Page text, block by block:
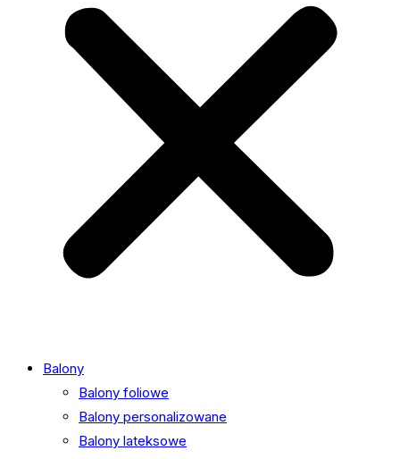
Balony
Balony foliowe
Balony personalizowane
Balony lateksowe